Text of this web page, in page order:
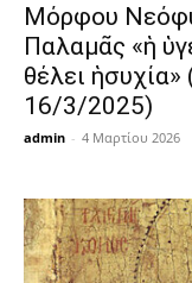
Μόρφου
Παλαμᾶς «ἡ
θέλει
16/3/2025)
admin - 4 Μαρτίου 2026